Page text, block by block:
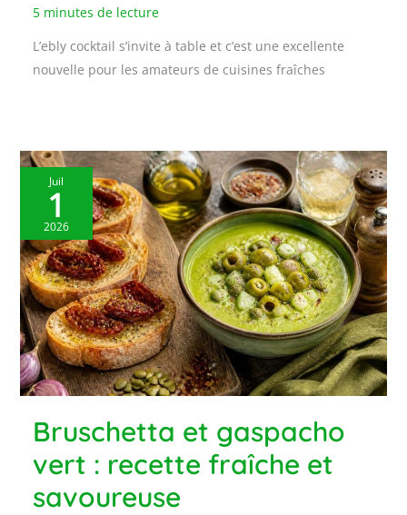
5 minutes de lecture
L’ebly cocktail s’invite à table et c’est une excellente
nouvelle pour les amateurs de cuisines fraîches
Juil
1
2026
Bruschetta et gaspacho
vert : recette fraîche et
savoureuse